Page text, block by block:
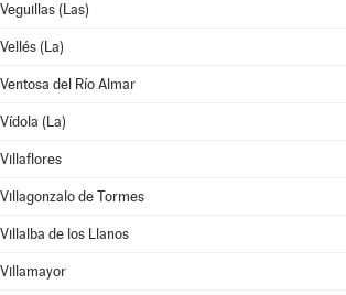
Veguillas (Las)
Vellés (La)
Ventosa del Río Almar
Vídola (La)
Villaflores
Villagonzalo de Tormes
Villalba de los Llanos
Villamayor